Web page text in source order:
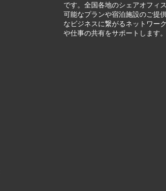
です。全国各地のシェアオフィ
可能なプランや宿泊施設のご提
なビジネスに繋がるネットワー
や仕事の共有をサポートします。